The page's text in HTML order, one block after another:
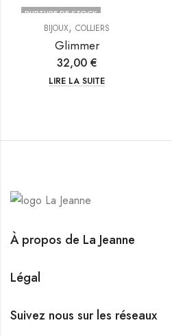
RUPTURE DE STOCK
BIJOUX, COLLIERS
Glimmer
32,00 €
LIRE LA SUITE
À propos de La Jeanne
Légal
Suivez nous sur les réseaux